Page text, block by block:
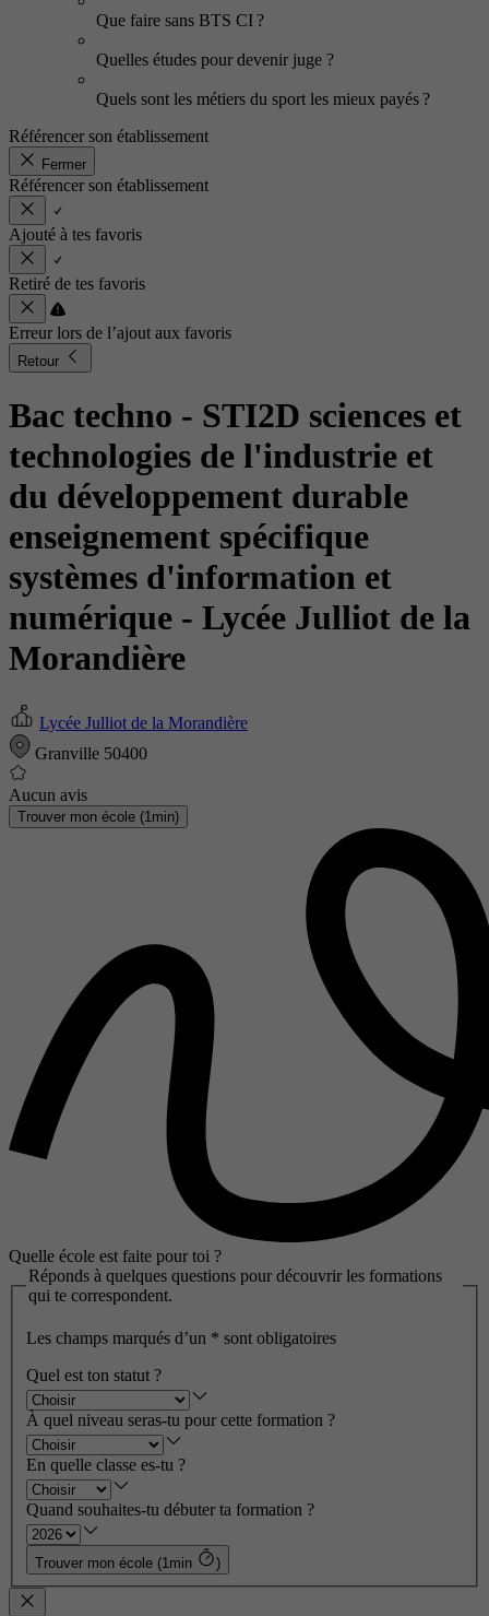
Que faire sans BTS CI ?
Quelles études pour devenir juge ?
Quels sont les métiers du sport les mieux payés ?
Référencer son établissement
Fermer
Référencer son établissement
Ajouté à tes favoris
Retiré de tes favoris
Erreur lors de l’ajout aux favoris
Retour
Bac techno - STI2D sciences et
technologies de l'industrie et
du développement durable
enseignement spécifique
systèmes d'information et
numérique - Lycée Julliot de la
Morandière
Lycée Julliot de la Morandière
Granville 50400
Aucun avis
Trouver mon école (1min)
Quelle école est faite pour toi ?
Réponds à quelques questions pour découvrir les formations
qui te correspondent.
Les champs marqués d’un * sont obligatoires
Quel est ton statut ?
À quel niveau seras-tu pour cette formation ?
En quelle classe es-tu ?
Quand souhaites-tu débuter ta formation ?
Trouver mon école (1min )